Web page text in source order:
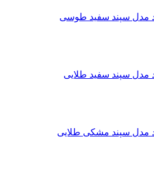
مدل سپند سفید طوسی
مدل سپند سفید‌ طلایی
مدل سپند‌ مشکی‌ طلایی